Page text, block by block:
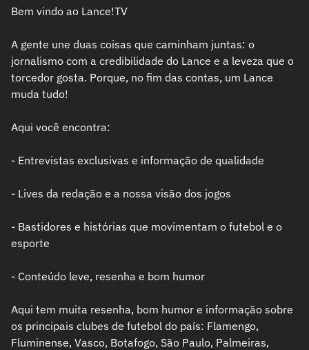
Bem vindo ao Lance!TV
A gente une duas coisas que caminham juntas: o
jornalismo com a credibilidade do Lance e a leveza que o
torcedor gosta. Porque, no fim das contas, um Lance
muda tudo!
Aqui você encontra:
- Entrevistas exclusivas e informação de qualidade
- Lives da redação e a nossa visão dos jogos
- Bastidores e histórias que movimentam o futebol e o
esporte
- Conteúdo leve, resenha e bom humor
Aqui tem muita resenha, bom humor e informação sobre
os principais clubes de futebol do país: Flamengo,
Fluminense, Vasco, Botafogo, São Paulo, Palmeiras,